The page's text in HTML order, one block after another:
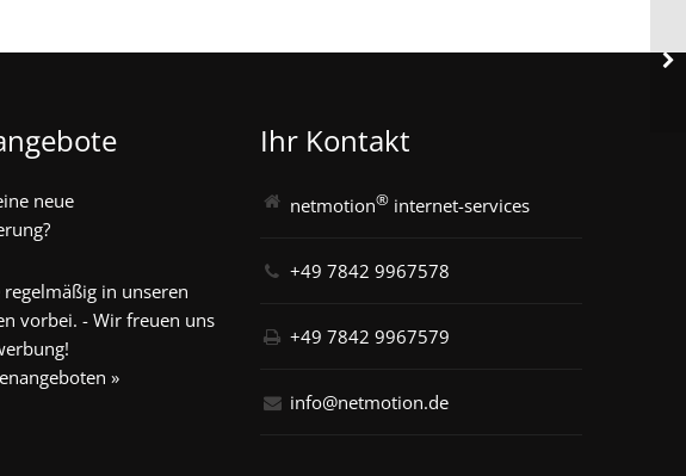
neue
regelmäßig in unseren
vorbei. - Wir freuen uns
»
Ihr Kontakt
netmotion® internet-services
+49 7842 9967578
+49 7842 9967579
info@netmotion.de